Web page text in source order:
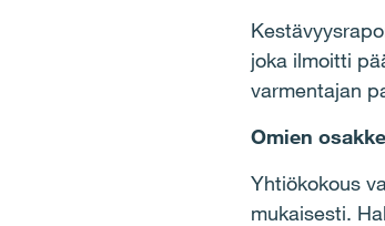
joka ilmoitti
varmentajan
Omien
Yhtiökokous
mukaisesti.